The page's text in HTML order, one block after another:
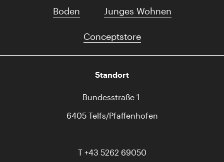
Boden Junges Wohnen
Conceptstore
Standort
Bundesstraße 1
6405 Telfs/Pfaffenhofen
T +43 5262 69050